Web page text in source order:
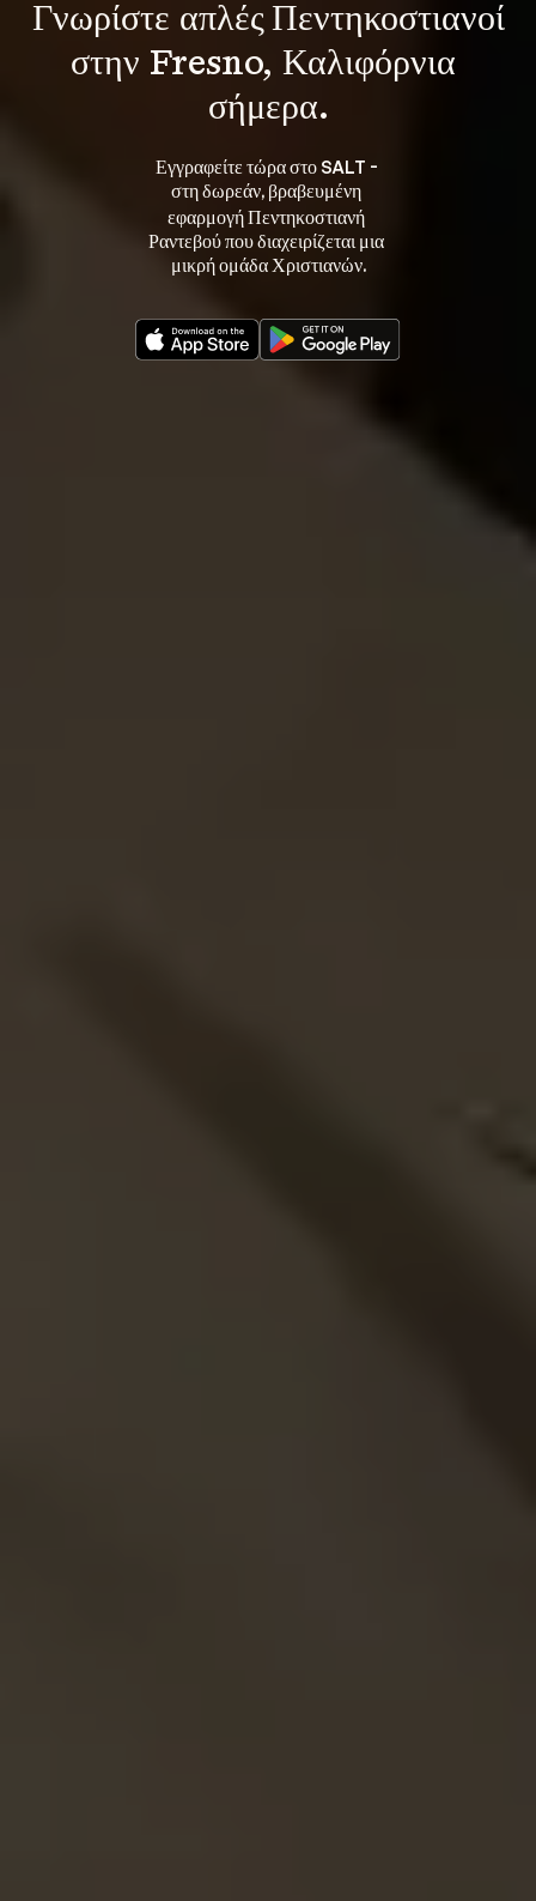
Γνωρίστε απλές Πεντηκοστιανοί
στην Fresno, Καλιφόρνια
σήμερα.
Εγγραφείτε τώρα στο SALT -
στη δωρεάν, βραβευμένη
εφαρμογή Πεντηκοστιανή
Ραντεβού που διαχειρίζεται μια
μικρή ομάδα Χριστιανών.